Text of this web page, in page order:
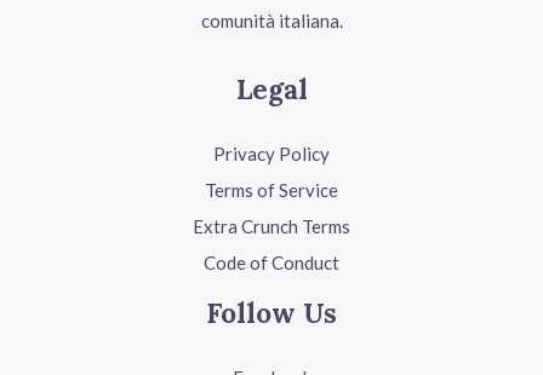
comunità italiana.
Legal
Privacy Policy
Terms of Service
Extra Crunch Terms
Code of Conduct
Follow Us